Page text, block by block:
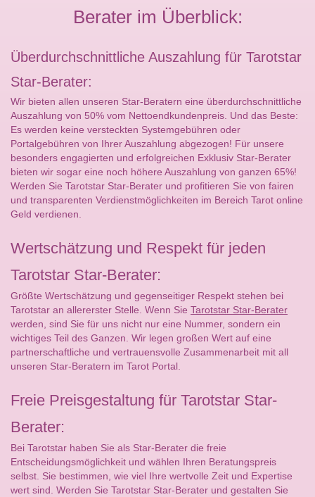
Berater im Überblick:
Überdurchschnittliche Auszahlung für Tarotstar
Star-Berater:
Wir bieten allen unseren Star-Beratern eine überdurchschnittliche
Auszahlung von 50% vom Nettoendkundenpreis. Und das Beste:
Es werden keine versteckten Systemgebühren oder
Portalgebühren von Ihrer Auszahlung abgezogen! Für unsere
besonders engagierten und erfolgreichen Exklusiv Star-Berater
bieten wir sogar eine noch höhere Auszahlung von ganzen 65%!
Werden Sie Tarotstar Star-Berater und profitieren Sie von fairen
und transparenten Verdienstmöglichkeiten im Bereich Tarot online
Geld verdienen.
Wertschätzung und Respekt für jeden
Tarotstar Star-Berater:
Größte Wertschätzung und gegenseitiger Respekt stehen bei
Tarotstar an allererster Stelle. Wenn Sie Tarotstar Star-Berater
werden, sind Sie für uns nicht nur eine Nummer, sondern ein
wichtiges Teil des Ganzen. Wir legen großen Wert auf eine
partnerschaftliche und vertrauensvolle Zusammenarbeit mit all
unseren Star-Beratern im Tarot Portal.
Freie Preisgestaltung für Tarotstar Star-
Berater:
Bei Tarotstar haben Sie als Star-Berater die freie
Entscheidungsmöglichkeit und wählen Ihren Beratungspreis
selbst. Sie bestimmen, wie viel Ihre wertvolle Zeit und Expertise
wert sind. Werden Sie Tarotstar Star-Berater und gestalten Sie